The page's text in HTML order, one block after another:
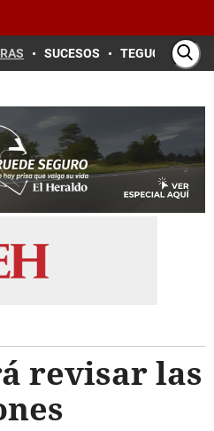
SUCESOS TEGUCIGALPA
revisar las